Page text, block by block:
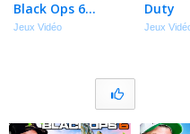
Black Ops 6…
Jeux Vidéo
Duty
Jeux